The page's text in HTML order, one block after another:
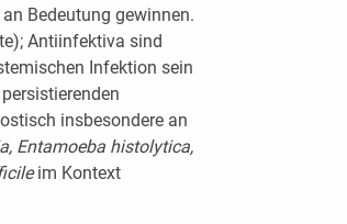
Bedeutung gewinnen.
Antiinfektiva sind
Infektion sein
insbesondere an
Entamoeba histolytica,
im Kontext